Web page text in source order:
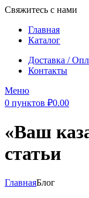
Свяжитесь с нами
Главная
Каталог
Доставка /
Контакты
Меню
0 пунктов ₽0.00
«Ваш
статьи
ГлавнаяБлог